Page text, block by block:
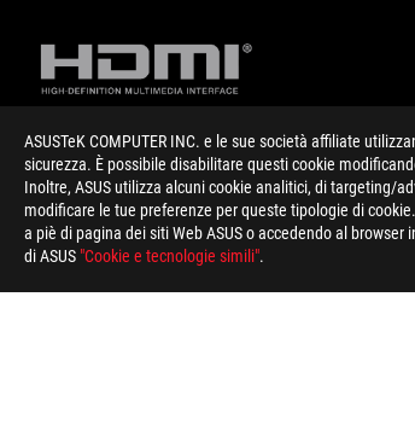
ASUSTeK COMPUTER INC. e le sue società affiliate
sicurezza. È possibile disabilitare questi cookie
Inoltre, ASUS utilizza alcuni cookie analitici, di targeting/
modificare le tue preferenze per queste tipologie di
a piè di pagina dei siti Web ASUS o accedendo al
di ASUS "Cookie e tecnologie simili".
Disclaimer
ATTENZIONE: Le caratteristiche tecniche
quelle presenti sui Singoli Modelli
informazioni su prezzi e configurazioni
informazioni su prezzi e configurazioni
I termini HDMI, Interfaccia multimediale ad
commerciali o marchi commerciali registrati